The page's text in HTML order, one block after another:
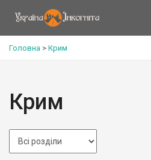
Головна > Крим
Крим